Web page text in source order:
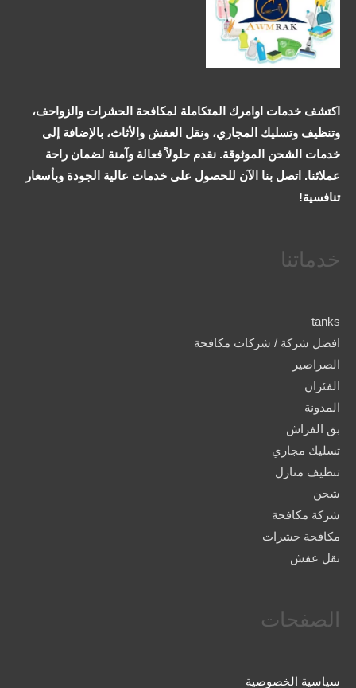
اكتشف خدمات اوامرك المتكاملة لمكافحة الحشرات والزواحف،
وتنظيف وتسليك المجاري، ونقل العفش والأثاث، بالإضافة إلى
خدمات الشحن الموثوقة. نقدم حلولاً فعالة وآمنة لضمان راحة
عملائنا. اتصل بنا الآن للحصول على خدمات عالية الجودة وبأسعار
تنافسية!
خدماتنا
tanks
افضل شركة / شركات مكافحة
الصراصير
الفئران
المدونة
بق الفراش
تسليك مجاري
تنظيف منازل
شحن
شركة مكافحة
مكافحة حشرات
نقل عفش
الصفحات
سياسية الخصوصية